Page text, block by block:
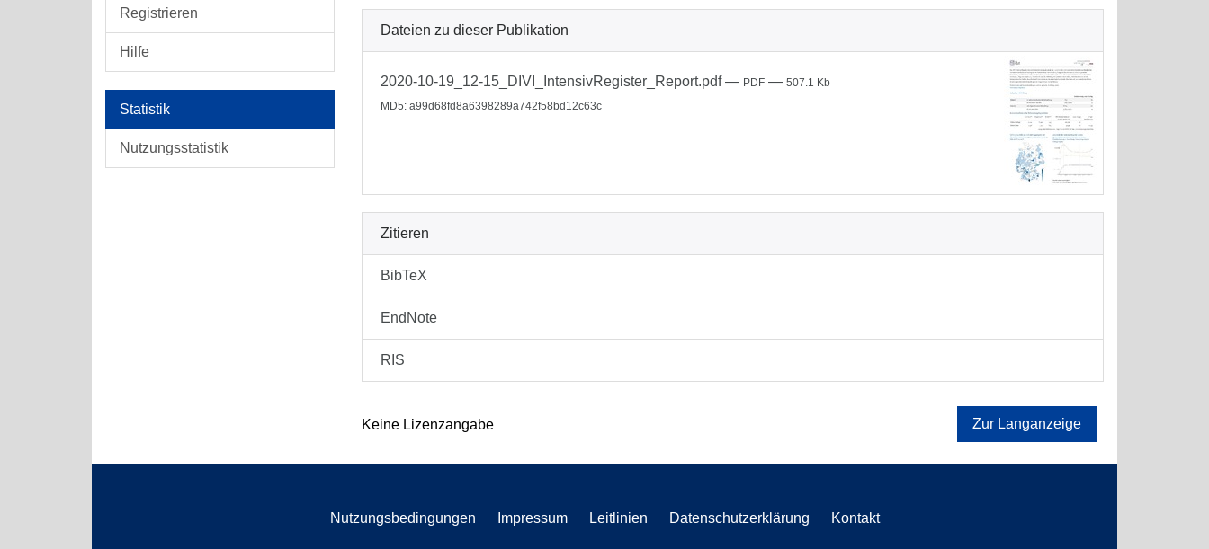
Registrieren
Hilfe
Statistik
Nutzungsstatistik
Dateien zu dieser Publikation
2020-10-19_12-15_DIVI_IntensivRegister_Report.pdf— PDF — 507.1 Kb
MD5: a99d68fd8a6398289a742f58bd12c63c
Zitieren
BibTeX
EndNote
RIS
Keine Lizenzangabe Zur Langanzeige
Nutzungsbedingungen Impressum Leitlinien Datenschutzerklärung Kontakt